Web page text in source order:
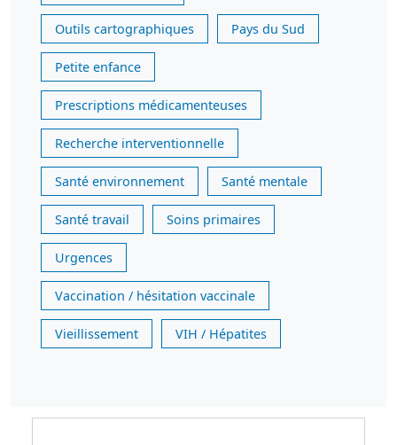
Outils cartographiques Pays du Sud
Petite enfance
Prescriptions médicamenteuses
Recherche interventionnelle
Santé environnement Santé mentale
Santé travail Soins primaires
Urgences
Vaccination / hésitation vaccinale
Vieillissement VIH / Hépatites